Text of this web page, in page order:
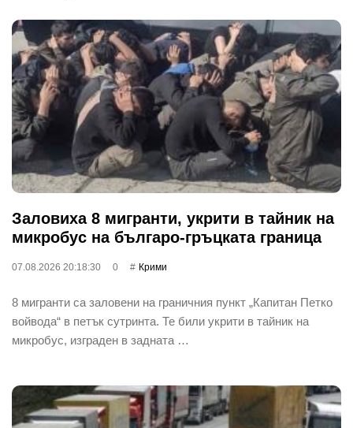
Заловиха 8 мигранти, укрити в тайник на
микробус на българо-гръцката граница
07.08.2026 20:18:30 0 Крими
8 мигранти са заловени на граничния пункт „Капитан Петко
войвода“ в петък сутринта. Те били укрити в тайник на
микробус, изграден в задната …